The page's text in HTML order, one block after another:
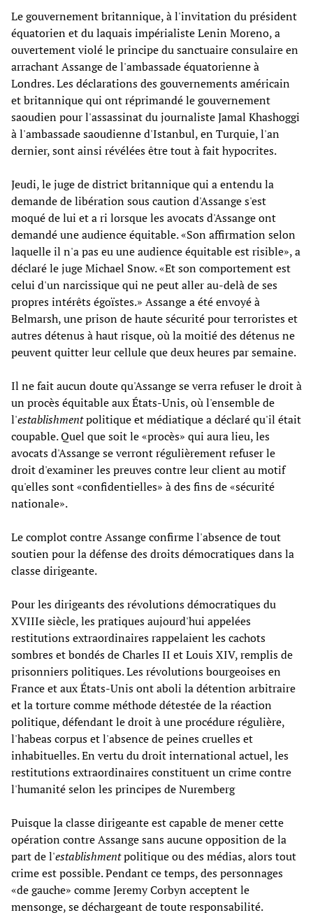
Le gouvernement britannique, à l'invitation du président
équatorien et du laquais impérialiste Lenin Moreno, a
ouvertement violé le principe du sanctuaire consulaire en
arrachant Assange de l'ambassade équatorienne à
Londres. Les déclarations des gouvernements américain
et britannique qui ont réprimandé le gouvernement
saoudien pour l'assassinat du journaliste Jamal Khashoggi
à l'ambassade saoudienne d'Istanbul, en Turquie, l'an
dernier, sont ainsi révélées être tout à fait hypocrites.
Jeudi, le juge de district britannique qui a entendu la
demande de libération sous caution d'Assange s'est
moqué de lui et a ri lorsque les avocats d'Assange ont
demandé une audience équitable. «Son affirmation selon
laquelle il n'a pas eu une audience équitable est risible», a
déclaré le juge Michael Snow. «Et son comportement est
celui d'un narcissique qui ne peut aller au-delà de ses
propres intérêts égoïstes.» Assange a été envoyé à
Belmarsh, une prison de haute sécurité pour terroristes et
autres détenus à haut risque, où la moitié des détenus ne
peuvent quitter leur cellule que deux heures par semaine.
Il ne fait aucun doute qu'Assange se verra refuser le droit à
un procès équitable aux États-Unis, où l'ensemble de
l'establishmentpolitique et médiatique a déclaré qu'il était
coupable. Quel que soit le «procès» qui aura lieu, les
avocats d'Assange se verront régulièrement refuser le
droit d'examiner les preuves contre leur client au motif
qu'elles sont «confidentielles» à des fins de «sécurité
nationale».
Le complot contre Assange confirme l'absence de tout
soutien pour la défense des droits démocratiques dans la
classe dirigeante.
Pour les dirigeants des révolutions démocratiques du
XVIIIe siècle, les pratiques aujourd'hui appelées
restitutions extraordinaires rappelaient les cachots
sombres et bondés de Charles II et Louis XIV, remplis de
prisonniers politiques. Les révolutions bourgeoises en
France et aux États-Unis ont aboli la détention arbitraire
et la torture comme méthode détestée de la réaction
politique, défendant le droit à une procédure régulière,
l'habeas corpus et l'absence de peines cruelles et
inhabituelles. En vertu du droit international actuel, les
restitutions extraordinaires constituent un crime contre
l'humanité selon les principes de Nuremberg
Puisque la classe dirigeante est capable de mener cette
opération contre Assange sans aucune opposition de la
part de l'establishmentpolitique ou des médias, alors tout
crime est possible. Pendant ce temps, des personnages
«de gauche» comme Jeremy Corbyn acceptent le
mensonge, se déchargeant de toute responsabilité.